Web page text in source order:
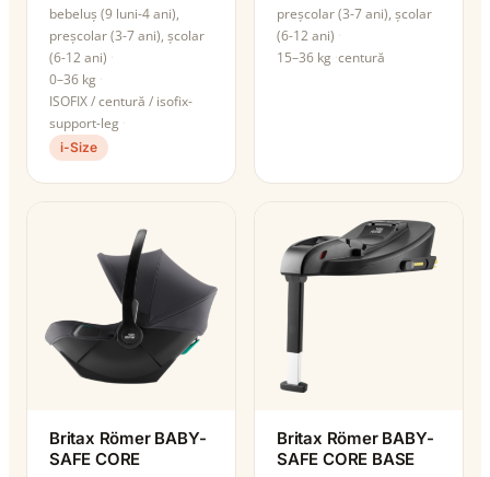
bebeluș (9 luni-4 ani),
preșcolar (3-7 ani), școlar
(6-12 ani)
0–36 kg
ISOFIX / centură / isofix-
support-leg
i-Size
preșcolar (3-7 ani), școlar
(6-12 ani)
15–36 kg centură
Britax Römer BABY-
SAFE CORE
Britax Römer BABY-
SAFE CORE BASE